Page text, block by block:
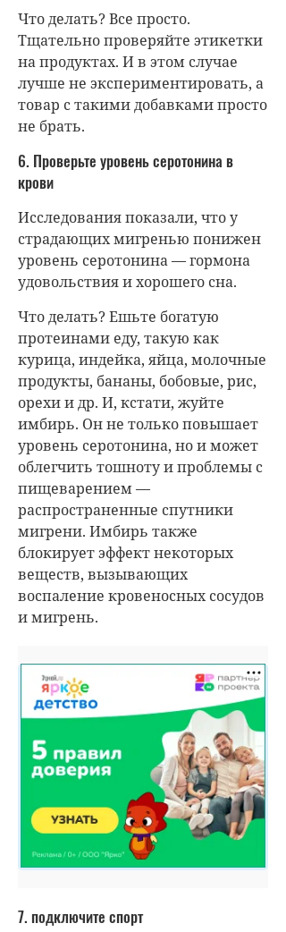
Что делать? Все просто.
Тщательно проверяйте этикетки
на продуктах. И в этом случае
лучше не экспериментировать, а
товар с такими добавками просто
не брать.
6. Проверьте уровень серотонина в
крови
Исследования показали, что у
страдающих мигренью понижен
уровень серотонина — гормона
удовольствия и хорошего сна.
Что делать? Ешьте богатую
протеинами еду, такую как
курица, индейка, яйца, молочные
продукты, бананы, бобовые, рис,
орехи и др. И, кстати, жуйте
имбирь. Он не только повышает
уровень серотонина, но и может
облегчить тошноту и проблемы с
пищеварением —
распространенные спутники
мигрени. Имбирь также
блокирует эффект некоторых
веществ, вызывающих
воспаление кровеносных сосудов
и мигрень.
7. подключите спорт